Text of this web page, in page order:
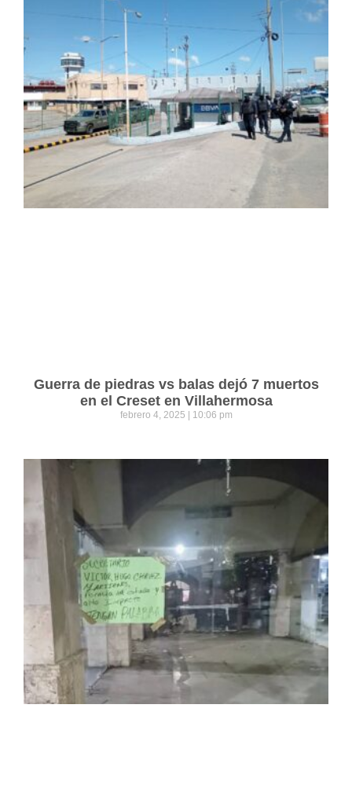
Guerra de piedras vs balas dejó 7 muertos
en el Creset en Villahermosa
febrero 4, 2025 10:06 pm